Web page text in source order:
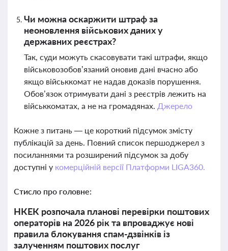
Чи можна оскаржити штраф за
неоновлення військових даних у
державних реєстрах?
Так, суди можуть скасовувати такі штрафи, якщо
військовозобов’язаний оновив дані вчасно або
якщо військкомат не надав доказів порушення.
Обов’язок отримувати дані з реєстрів лежить на
військкоматах, а не на громадянах. Джерело
Кожне з питань — це короткий підсумок змісту
публікацій за день. Повний список першоджерел з
посиланнями та розширений підсумок за добу
доступні у комерційній версії Платформи LIGA360.
Стисло про головне:
НКЕК розпочала планові перевірки поштових
операторів на 2026 рік та впроваджує нові
правила блокування спам-дзвінків із
залученням поштових послуг